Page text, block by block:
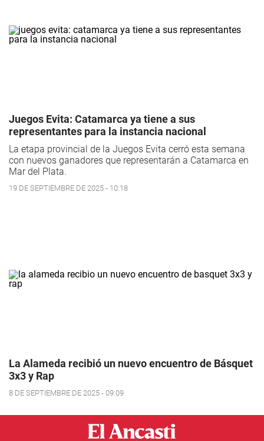
Juegos Evita: Catamarca ya tiene a sus
representantes para la instancia nacional
La etapa provincial de la Juegos Evita cerró esta semana
con nuevos ganadores que representarán a Catamarca en
Mar del Plata.
19 DE SEPTIEMBRE DE 2025 - 10:18
La Alameda recibió un nuevo encuentro de Básquet
3x3 y Rap
8 DE SEPTIEMBRE DE 2025 - 09:09